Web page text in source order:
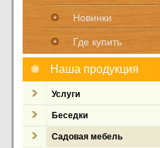
Новинки
Где купить
Наша продукция
Услуги
Беседки
Садовая мебель